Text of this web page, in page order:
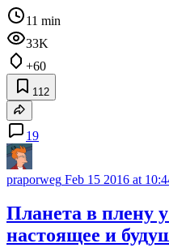
11 min
33K
+60
112
19
praporweg Feb 15 2016 at
Планета в плену
настоящее и